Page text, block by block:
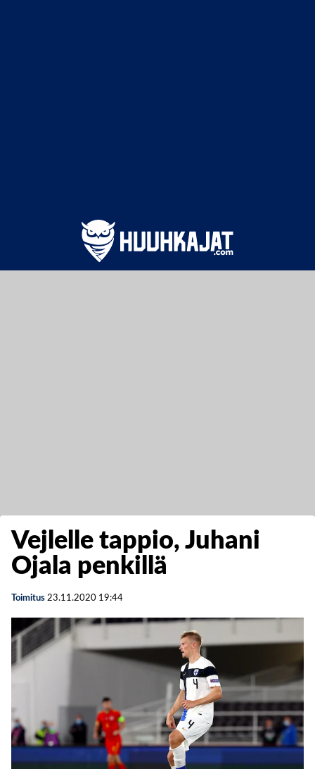
Vejlelle tappio, Juhani
Ojala penkillä
Toimitus 23.11.2020 19:44